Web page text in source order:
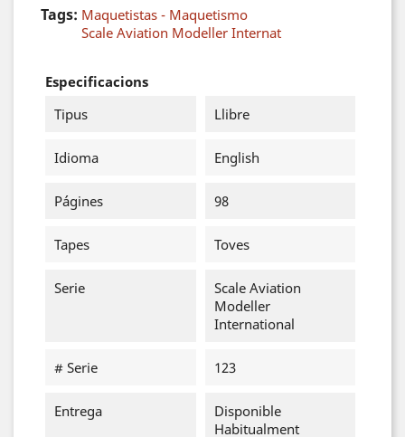
Tags: Maquetistas - Maquetismo
Scale Aviation Modeller Internat
Especificacions
Tipus
Llibre
Idioma English
Págines 98
Tapes Toves
Serie
Scale Aviation
Modeller
International
# Serie 123
Entrega
Disponible
Habitualment